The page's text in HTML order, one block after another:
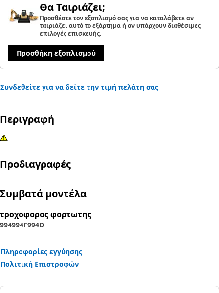
Θα Ταιριάζει;
Προσθέστε τον εξοπλισμό σας για να καταλάβετε αν
ταιριάζει αυτό το εξάρτημα ή αν υπάρχουν διαθέσιμες
επιλογές επισκευής.
Προσθήκη εξοπλισμού
Συνδεθείτε για να δείτε την τιμή πελάτη σας
Περιγραφή
Προδιαγραφές
Συμβατά μοντέλα
τροχοφορος φορτωτης
994994F994D
Πληροφορίες εγγύησης
Πολιτική Επιστροφών